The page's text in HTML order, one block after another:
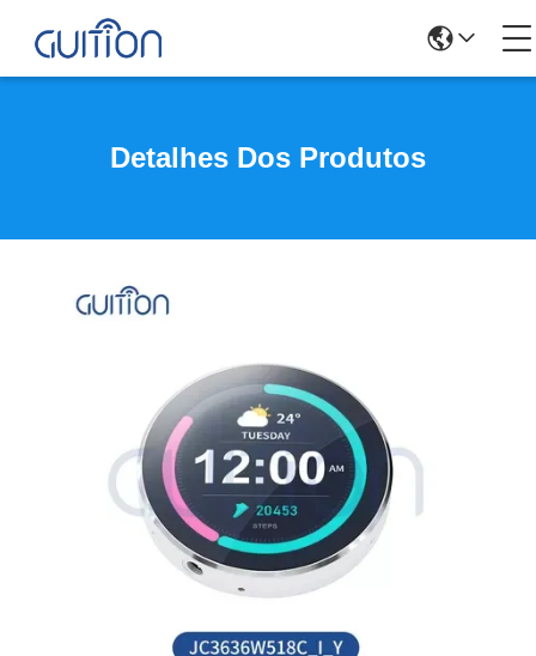
Detalhes Dos Produtos